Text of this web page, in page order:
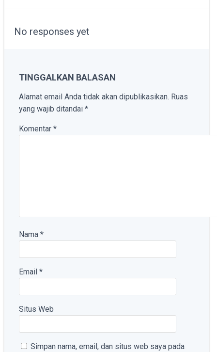
No responses yet
TINGGALKAN BALASAN
Alamat email Anda tidak akan dipublikasikan. Ruas
yang wajib ditandai *
Komentar *
Nama *
Email *
Situs Web
Simpan nama, email, dan situs web saya pada